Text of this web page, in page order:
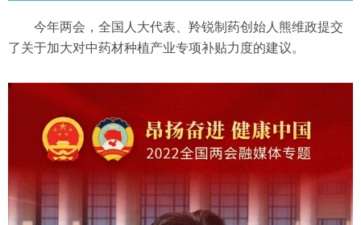
今年两会，全国人大代表、羚锐制药创始人熊维政提交
了关于加大对中药材种植产业专项补贴力度的建议。